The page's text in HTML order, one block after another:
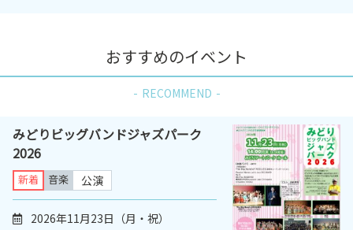
おすすめのイベント
RECOMMEND
みどりビッグバンドジャズパーク
2026
新着 音楽 公演
2026年11月23日（月・祝）